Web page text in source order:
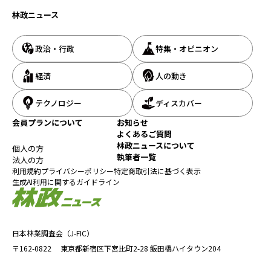
日本林業調査会（J-FIC）
〒162-0822
東京都新宿区下宮比町2-28 飯田橋ハイタウン204
林政ニュース
政治・行政 特集・オピニオン
経済 人の動き
テクノロジー
ディスカバー
会員プランについて
個人の方
法人の方
お知らせ
よくあるご質問
林政ニュースについて
執筆者一覧
利用規約プライバシーポリシー特定商取引法に基づく表示
生成AI利用に関するガイドライン